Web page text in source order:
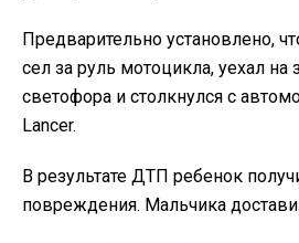
Предварительно установлено,
сел за руль мотоцикла, уехал
светофора и столкнулся с
Lancer.
В результате ДТП ребенок
повреждения. Мальчика